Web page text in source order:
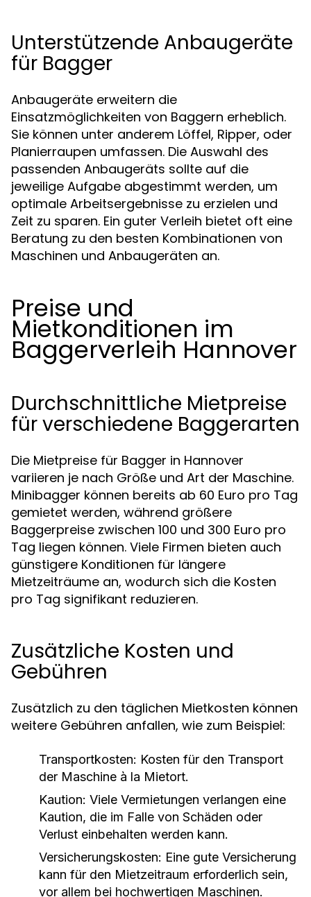
Unterstützende Anbaugeräte
für Bagger
Anbaugeräte erweitern die
Einsatzmöglichkeiten von Baggern erheblich.
Sie können unter anderem Löffel, Ripper, oder
Planierraupen umfassen. Die Auswahl des
passenden Anbaugeräts sollte auf die
jeweilige Aufgabe abgestimmt werden, um
optimale Arbeitsergebnisse zu erzielen und
Zeit zu sparen. Ein guter Verleih bietet oft eine
Beratung zu den besten Kombinationen von
Maschinen und Anbaugeräten an.
Preise und
Mietkonditionen im
Baggerverleih Hannover
Durchschnittliche Mietpreise
für verschiedene Baggerarten
Die Mietpreise für Bagger in Hannover
variieren je nach Größe und Art der Maschine.
Minibagger können bereits ab 60 Euro pro Tag
gemietet werden, während größere
Baggerpreise zwischen 100 und 300 Euro pro
Tag liegen können. Viele Firmen bieten auch
günstigere Konditionen für längere
Mietzeiträume an, wodurch sich die Kosten
pro Tag signifikant reduzieren.
Zusätzliche Kosten und
Gebühren
Zusätzlich zu den täglichen Mietkosten können
weitere Gebühren anfallen, wie zum Beispiel:
Transportkosten: Kosten für den Transport
der Maschine à la Mietort.
Kaution: Viele Vermietungen verlangen eine
Kaution, die im Falle von Schäden oder
Verlust einbehalten werden kann.
Versicherungskosten: Eine gute Versicherung
kann für den Mietzeitraum erforderlich sein,
vor allem bei hochwertigen Maschinen.